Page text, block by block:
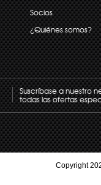
Socios
¿Quiénes somos?
Suscríbase a nuestro
todas las ofertas
Copyright